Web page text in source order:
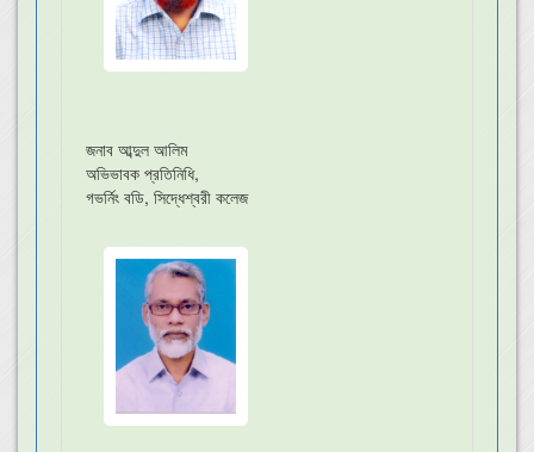
জনাব আব্দুল আলিম
অভিভাবক প্রতিনিধি,
গভর্নিং বডি, সিদ্ধেশ্বরী কলেজ